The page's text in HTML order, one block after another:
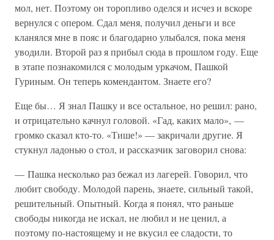
мол, нет. Поэтому он торопливо оделся и исчез и вскоре
вернулся с опером. Сдал меня, получил деньги и все
кланялся мне в пояс и благодарно улыбался, пока меня
уводили. Второй раз я прибыл сюда в прошлом году. Еще
в этапе познакомился с молодым уркачом, Пашкой
Гуриным. Он теперь комендантом. Знаете его?
Еще бы… Я знал Пашку и все остальное, но решил: рано,
и отрицательно качнул головой. «Гад, каких мало», —
громко сказал кто-то. «Тише!» — закричали другие. Я
стукнул ладонью о стол, и рассказчик заговорил снова:
— Пашка несколько раз бежал из лагерей. Говорил, что
любит свободу. Молодой парень, знаете, сильный такой,
решительный. Опытный. Когда я понял, что раньше
свободы никогда не искал, не любил и не ценил, а
поэтому по-настоящему и не вкусил ее сладости, то